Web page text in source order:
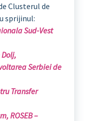
Clusterul de
sprijinul:
Sud-Vest
Serbiei de
Transfer
ROSEB –